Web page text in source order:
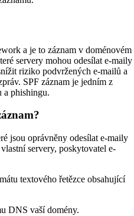
a je to záznam v doménovém
servery mohou odesílat e-maily
riziko podvržených e-mailů a
SPF záznam je jedním z
a phishingu.
jsou oprávněny odesílat e-maily
servery, poskytovatel e-
textového řetězce obsahující
DNS vaší domény.